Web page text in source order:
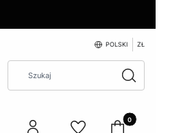
POLSKI ZŁ
WyczyśćSzukaj
Produkty w